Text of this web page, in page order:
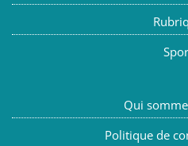
Qui
Politique de